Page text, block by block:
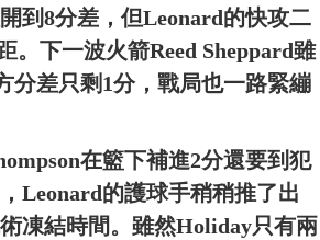
到8分差，但Leonard的快攻二
。下一波火箭Reed Sheppard雖
分差只剩1分，戰局也一路緊繃
在籃下補進2分還要到犯
Leonard的護球手稍稍推了出
凍結時間。雖然Holiday只有兩